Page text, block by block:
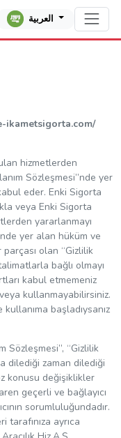
العربية
ikametsigorta.com/
hizmetlerden
Sözleşmesi”nde yer
eder. Enki Sigorta
veya Enki Sigorta
yararlanmayı
yer alan hüküm ve
olan “Gizlilik
bağlı olmayı
kabul etmemeniz
kullanmayabilirsiniz.
başladıysanız
Sözleşmesi”, “Gizlilik
dilediği zaman dilediği
konusu değişiklikler
geçerli ve bağlayıcı
sorumluluğundadır.
tarafınıza ayrıca